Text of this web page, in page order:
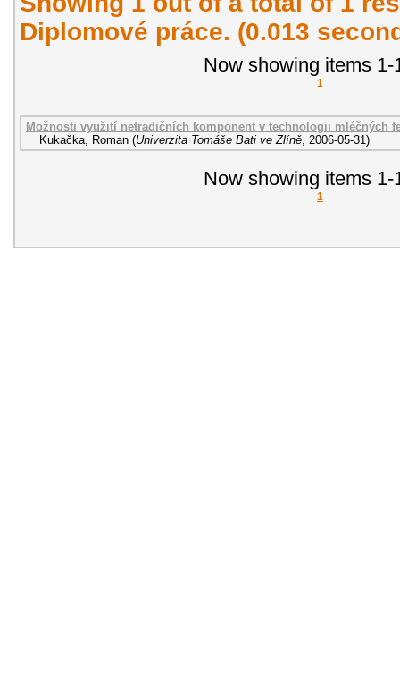
Diplomové práce. (0.013
Now showing items 1-
1
Možnosti využití netradičních komponent v technologii mléčných
Kukačka, Roman (Univerzita Tomáše Bati ve Zlíně, 2006-05-31)
Now showing items 1-
1